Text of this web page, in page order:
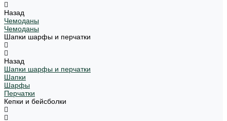
Назад
Чемоданы
Чемоданы
Шапки шарфы и перчатки
Назад
Шапки шарфы и перчатки
Шапки
Шарфы
Перчатки
Кепки и бейсболки